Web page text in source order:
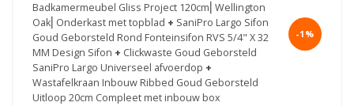
Badkamermeubel Gliss Project 120cm⎢Wellington
Oak⎢Onderkast met topblad + SaniPro Largo Sifon
Goud Geborsteld Rond Fonteinsifon RVS 5/4" X 32
MM Design Sifon + Clickwaste Goud Geborsteld
SaniPro Largo Universeel afvoerdop +
Wastafelkraan Inbouw Ribbed Goud Geborsteld
Uitloop 20cm Compleet met inbouw box
-1%